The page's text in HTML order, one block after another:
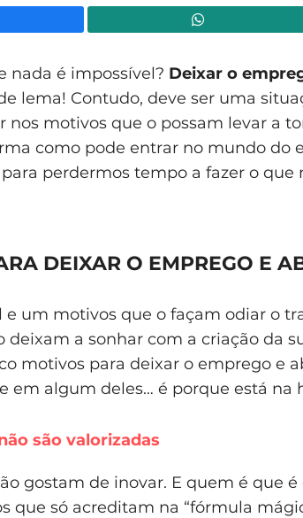
nada é impossível? Deixar o
lema! Contudo, deve ser uma
nos motivos que o possam levar a
como pode entrar no mundo do
perdermos tempo a fazer o que
DEIXAR O EMPREGO E
e um motivos que o façam odiar o
deixam a sonhar com a criação da
motivos para deixar o emprego e
em algum deles… é porque está na
são valorizadas
gostam de inovar. E quem é que
que só acreditam na “fórmula